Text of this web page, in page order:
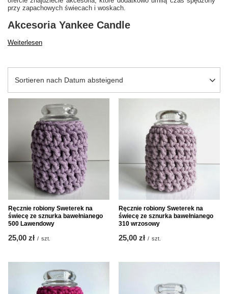
przy zapachowych świecach i woskach.
Akcesoria Yankee Candle
Weiterlesen
Sortierung ändern
Sortieren nach Datum absteigend
Ręcznie robiony Sweterek na
świecę ze sznurka bawełnianego
500 Lawendowy
25,00 zł / szt.
Ręcznie robiony Sweterek na
świecę ze sznurka bawełnianego
310 wrzosowy
25,00 zł / szt.